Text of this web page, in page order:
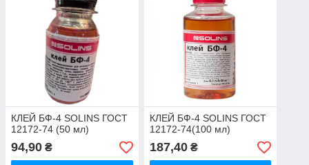
КЛЕЙ БФ-4 SOLINS ГОСТ
12172-74 (50 мл)
94,90 ₴
КЛЕЙ БФ-4 SOLINS ГОСТ
12172-74(100 мл)
187,40₴